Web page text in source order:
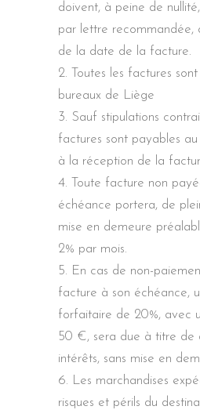
doivent, à peine de
par lettre recommandée,
de la date de la facture.
Toutes les factures
bureaux de Liège
Sauf stipulations
factures sont payables
à la réception de la
Toute facture non
échéance portera, de
mise en demeure
2% par mois.
En cas de non-
facture à son échéance,
forfaitaire de 20%, avec
50 €, sera due à titre de
intérêts, sans mise en
Les marchandises
risques et périls du